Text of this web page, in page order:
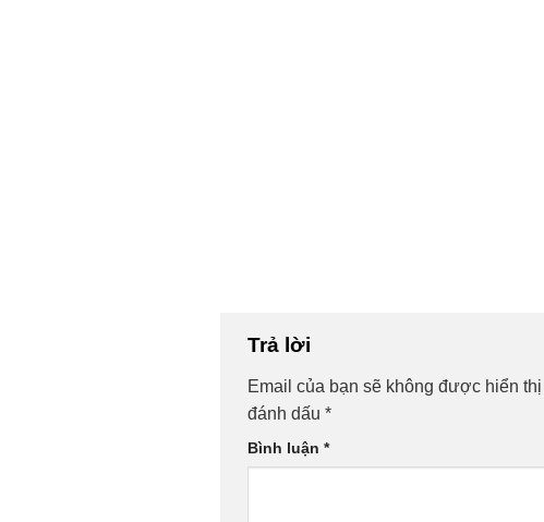
Trả lời
Email của bạn sẽ không được hiển
đánh dấu *
Bình luận *